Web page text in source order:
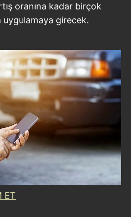
oranına kadar birçok
uygulamaya girecek.
ET